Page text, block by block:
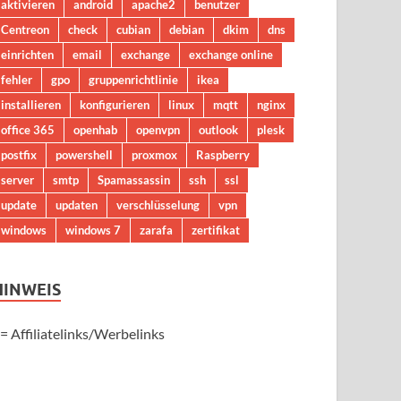
aktivieren android apache2
benutzer
Centreon
check cubian debian dkim
dns
einrichten
email exchange
exchange online
fehler
gpo gruppenrichtlinie
ikea
installieren
konfigurieren linux mqtt
nginx
office 365
openhab openvpn outlook
plesk
postfix
powershell proxmox
Raspberry
server
smtp Spamassassin ssh
ssl
update
updaten verschlüsselung
vpn
windows
windows 7 zarafa zertifikat
Affiliatelinks/Werbelinks